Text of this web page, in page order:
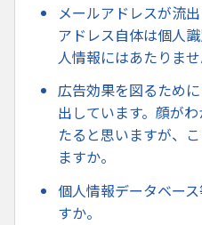
メールアドレスが流
アドレス自体は個人
人情報にはあたりませ
広告効果を図るため
出しています。顔が
たると思いますが、
ますか。
個人情報データベー
すか。